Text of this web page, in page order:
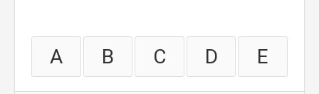
A B C D E